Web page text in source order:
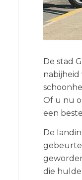
De stad
nabijheid
Of u nu
een
De
die